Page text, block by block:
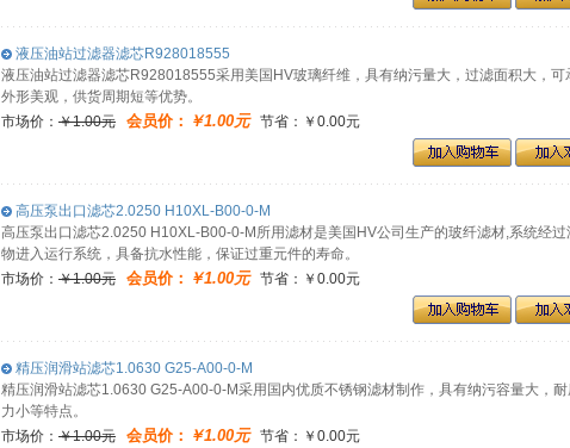
液压油站过滤器滤芯R928018555
液压油站过滤器滤芯R928018555采用美国HV玻璃纤维，具有纳污量大，过滤面积大，可
外形美观，供货周期短等优势。
市场价： ￥1.00元 会员价： ￥1.00元节省：￥0.00元
高压泵出口滤芯2.0250 H10XL-B00-0-M
高压泵出口滤芯2.0250 H10XL-B00-0-M所用滤材是美国HV公司生产的玻纤滤材,系统经
物进入运行系统，具备抗水性能，保证过重元件的寿命。
市场价： ￥1.00元 会员价： ￥1.00元节省：￥0.00元
精压润滑站滤芯1.0630 G25-A00-0-M
精压润滑站滤芯1.0630 G25-A00-0-M采用国内优质不锈钢滤材制作，具有纳污容量大，耐
力小等特点。
市场价： ￥1.00元 会员价： ￥1.00元节省：￥0.00元